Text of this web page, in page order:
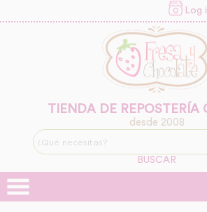
Log
TIENDA DE REPOSTERÍA
desde 2008
BUSCAR
INFORMACION SOBRE LA
PROTECCIÓN DE TUS
Legitimación:
Destinatarios: